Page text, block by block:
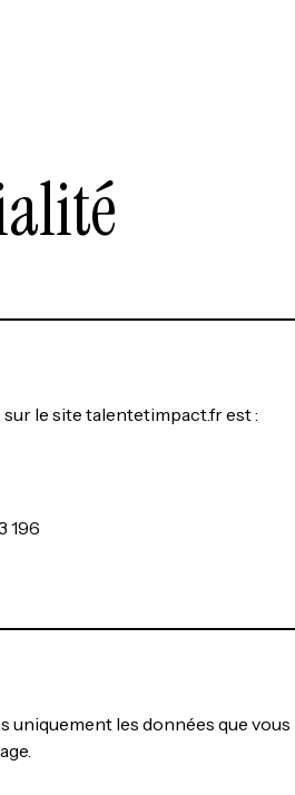
le site talentetimpact.fr est :
196
uniquement les données que